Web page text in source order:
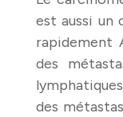
est aussi un
rapidement
des
des